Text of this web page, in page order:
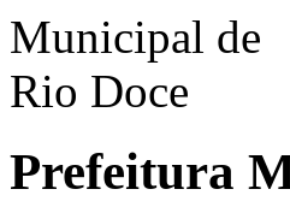
Prefeitura